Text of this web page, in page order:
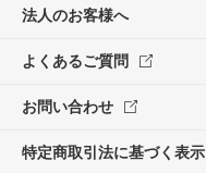
法人のお客様へ
よくあるご質問
お問い合わせ
特定商取引法に基づく表示